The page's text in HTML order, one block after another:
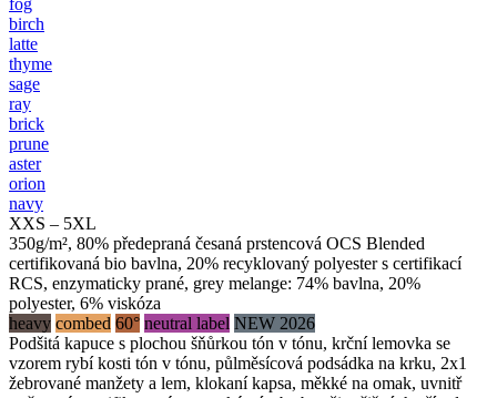
fog
birch
latte
thyme
sage
ray
brick
prune
aster
orion
navy
XXS – 5XL
350g/m², 80% předepraná česaná prstencová OCS Blended
certifikovaná bio bavlna, 20% recyklovaný polyester s certifikací
RCS, enzymaticky prané, grey melange: 74% bavlna, 20%
polyester, 6% viskóza
heavy combed 60° neutral label NEW 2026
Podšitá kapuce s plochou šňůrkou tón v tónu, krční lemovka se
vzorem rybí kosti tón v tónu, půlměsícová podsádka na krku, 2x1
žebrované manžety a lem, klokaní kapsa, měkké na omak, uvnitř